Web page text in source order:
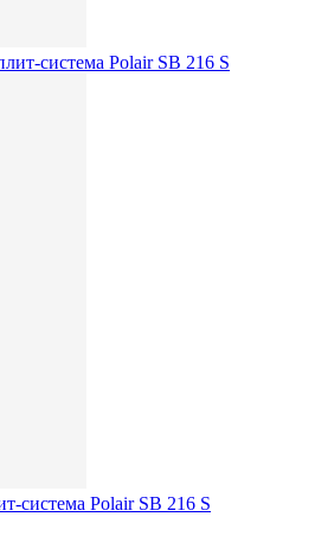
система Polair SB 216 S